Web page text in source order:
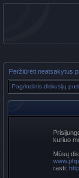
Peržiūrėti neatsakytus
Pagrindinis diskusijų
kuriuo
Mūsų
rasti: